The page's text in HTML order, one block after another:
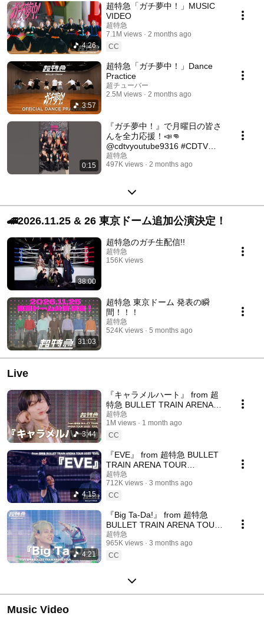
4:26
超特急「ガチ夢中！」MUSIC
VIDEO
超特急
7.1M views
2 months ago
CC
3:57
超特急「ガチ夢中！」Dance
Practice
超チューバー
2.5M views
2 months ago
0:15
『ガチ夢中！』で月曜日の皆さ
んを全力応援！📣👊
@cdtvyoutube9316 #CDTVラ
イブライブ #超特急が好きって
言ってる君がスキ#超特急_ガチ
超特急
497K views
2 months ago
🚄2026.11.25 & 26 東京ドーム追加公演決定！
38:00
超特急のガチ生配信!!
超特急
156K views
31:03
超特急 東京ドーム 発表の瞬
間！！！
超特急
524K views
5 months ago
Live
3:44
『キャラメルハート』 from 超
特急 BULLET TRAIN ARENA
TOUR 2025「EVE」
超特急
1M views
1 month ago
CC
4:15
『EVE』 from 超特急 BULLET
TRAIN ARENA TOUR
2025「EVE」
超特急
712K views
3 months ago
CC
4:21
『Big Ta-Da!』 from 超特急
BULLET TRAIN ARENA TOUR
2025-2026 「REAL？」
超特急
965K views
3 months ago
CC
Music Video